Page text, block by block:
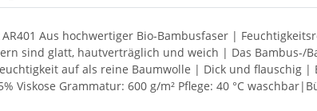
Aus hochwertiger Bio-Bambusfaser |
sind glatt, hautverträglich und weich | Das Bambus-/
auf als reine Baumwolle | Dick und flauschig
Viskose Grammatur: 600 g/m² Pflege: 40 °C